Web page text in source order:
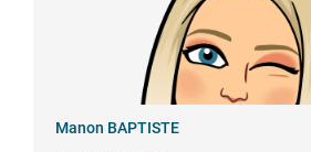
Manon BAPTISTE